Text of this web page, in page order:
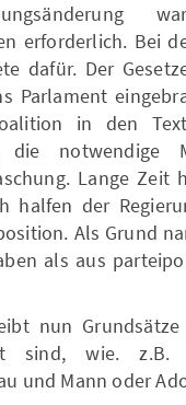
erforderlich. Bei
dafür. Der
Parlament
in den
die
Lange
halfen der
Als Grund
als aus
nun
sind, wie. z.B.
und Mann oder